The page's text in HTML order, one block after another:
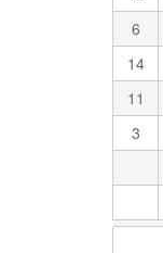
6
14
11
3